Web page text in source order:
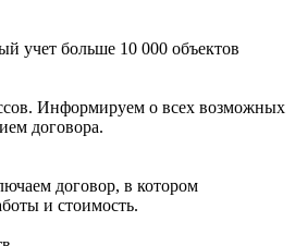
учет больше 10 000 объектов
Информируем о всех возможных
договора.
договор, в котором
и стоимость.